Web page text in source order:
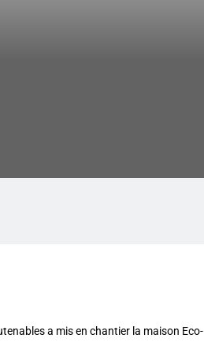
a mis en chantier la maison Eco-